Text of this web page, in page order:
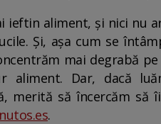
ieftin aliment, și nici nu
Și, așa cum se
mai degrabă
aliment. Dar, dacă
merită să încercăm
.